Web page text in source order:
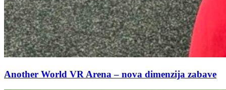
Another World VR Arena – nova dimenzija zabave